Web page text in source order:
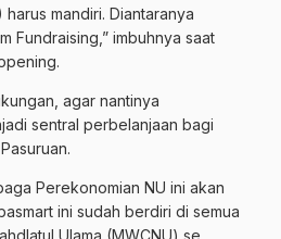
mandiri. Diantaranya
Fundraising,” imbuhnya saat
agar nantinya
sentral perbelanjaan bagi
Perekonomian NU ini akan
ini sudah berdiri di semua
Ulama (MWCNU) se